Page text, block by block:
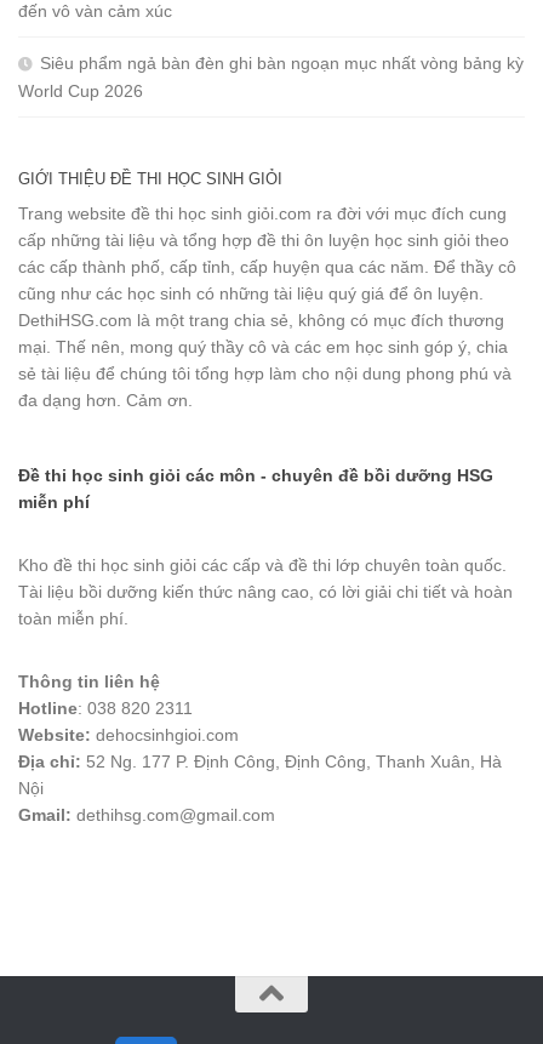
đến vô vàn cảm xúc
Siêu phẩm ngả bàn đèn ghi bàn ngoạn mục nhất vòng bảng kỳ
World Cup 2026
GIỚI THIỆU ĐỀ THI HỌC SINH GIỎI
Trang website đề thi học sinh giỏi.com ra đời với mục đích cung
cấp những tài liệu và tổng hợp đề thi ôn luyện học sinh giỏi theo
các cấp thành phố, cấp tỉnh, cấp huyện qua các năm. Để thầy cô
cũng như các học sinh có những tài liệu quý giá để ôn luyện.
DethiHSG.com là một trang chia sẻ, không có mục đích thương
mại. Thế nên, mong quý thầy cô và các em học sinh góp ý, chia
sẻ tài liệu để chúng tôi tổng hợp làm cho nội dung phong phú và
đa dạng hơn. Cảm ơn.
Đề thi học sinh giỏi các môn - chuyên đề bồi dưỡng HSG
miễn phí
Kho đề thi học sinh giỏi các cấp và đề thi lớp chuyên toàn quốc.
Tài liệu bồi dưỡng kiến thức nâng cao, có lời giải chi tiết và hoàn
toàn miễn phí.
Thông tin liên hệ
Hotline: 038 820 2311
Website: dehocsinhgioi.com
Địa chỉ: 52 Ng. 177 P. Định Công, Định Công, Thanh Xuân, Hà
Nội
Gmail: dethihsg.com@gmail.com